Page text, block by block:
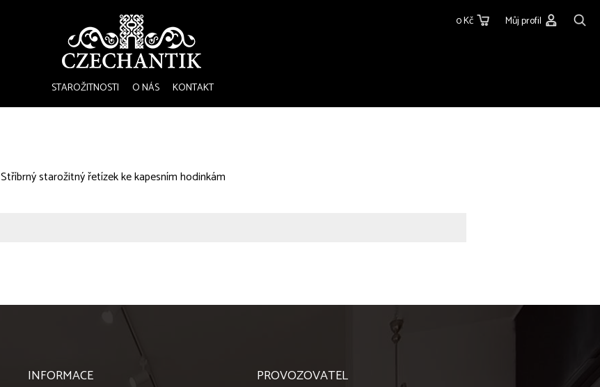
0 Kč Můj profil
STAROŽITNOSTI O NÁS KONTAKT
Stříbrný starožitný řetízek ke kapesním hodinkám
INFORMACE PROVOZOVATEL